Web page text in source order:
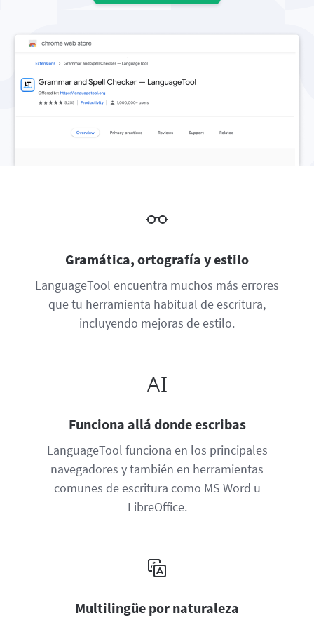
Safari
Opera
Apple Mail
Thunderbird
Word
LibreOffice
macOS
Windows
Más
Para empresas
API de revisión
CréditosGramática, ortografía y estilo
LanguageTool encuentra muchos más errores
que tu herramienta habitual de escritura,
incluyendo mejoras de estilo.
Funciona allá donde escribas
LanguageTool funciona en los principales
navegadores y también en herramientas
comunes de escritura como MS Word u
LibreOffice.
Multilingüe por naturaleza